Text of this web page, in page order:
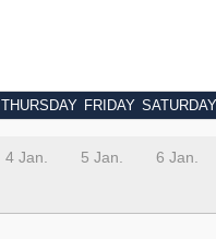
THURSDAY FRIDAY SATURDAY
4 Jan. 5 Jan. 6 Jan.